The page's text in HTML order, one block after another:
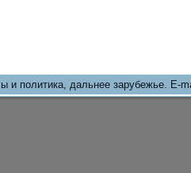
политика, дальнее зарубежье. E-